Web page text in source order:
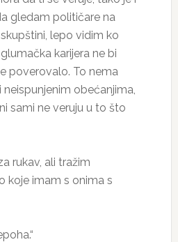
gledam političare na
lepo vidim ko
karijera ne bi
poverovalo. To nema
neispunjenim obećanjima,
sami ne veruju u to što
rukav, ali tražim
koje imam s onima s